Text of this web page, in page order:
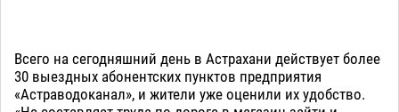
Всего на сегодняшний день в Астрахани действует более
30 выездных абонентских пунктов предприятия
«Астраводоканал», и жители уже оценили их удобство.